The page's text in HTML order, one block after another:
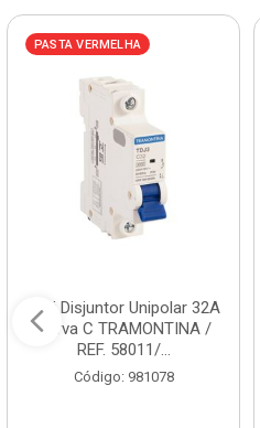
PASTA VERMELHA
Mini Disjuntor Unipolar 32A
Curva C TRAMONTINA /
REF. 58011/...
Código: 981078